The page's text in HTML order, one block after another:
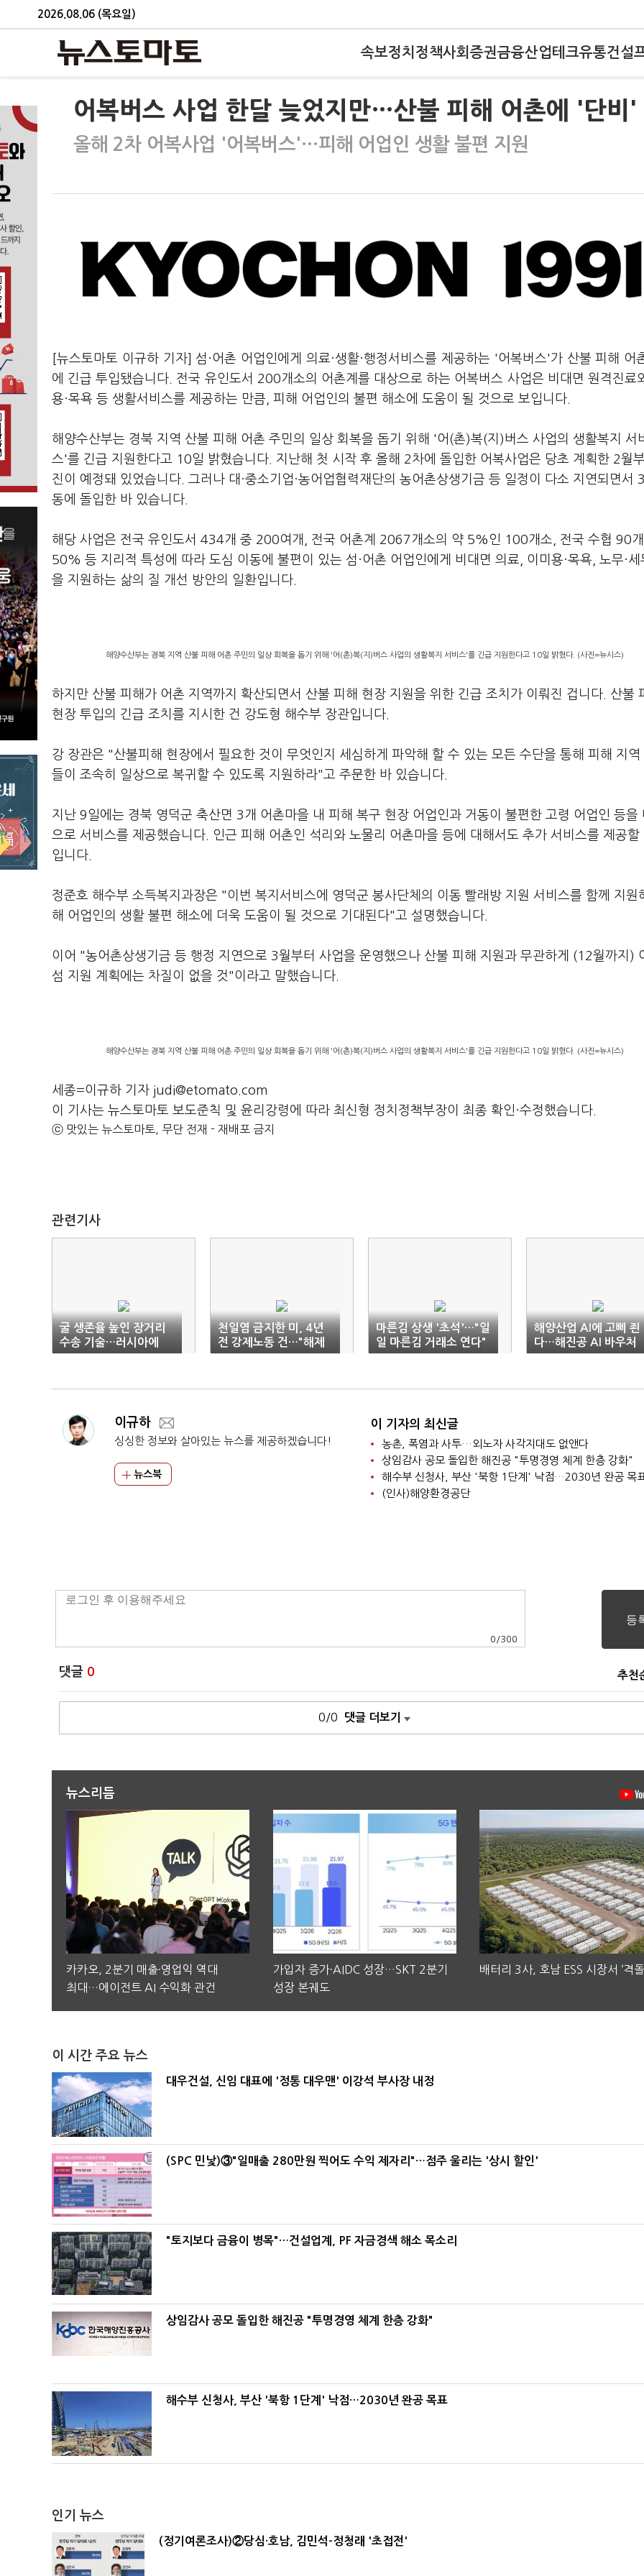
2026.08.06 (목요일)
속보정치 정책사회 증권금융산업테크유통건설
어복버스 사업 한달 늦었지만…산불 피해 어촌에 '단비'
올해 2차 어복사업 '어복버스'…피해 어업인 생활 불편 지원
[뉴스토마토 이규하 기자] 섬·어촌 어업인에게 의료·생활·행정서비스를 제공하는 '어복버스'가 산불 피해 어
에 긴급 투입됐습니다. 전국 유인도서 200개소의 어촌계를 대상으로 하는 어복버스 사업은 비대면 원격진료
용·목욕 등 생활서비스를 제공하는 만큼, 피해 어업인의 불편 해소에 도움이 될 것으로 보입니다.
해양수산부는 경북 지역 산불 피해 어촌 주민의 일상 회복을 돕기 위해 '어(촌)복(지)버스 사업의 생활복지 서
스'를 긴급 지원한다고 10일 밝혔습니다. 지난해 첫 시작 후 올해 2차에 돌입한 어복사업은 당초 계획한 2월
진이 예정돼 있었습니다. 그러나 대·중소기업·농어업협력재단의 농어촌상생기금 등 일정이 다소 지연되면서
동에 돌입한 바 있습니다.
해당 사업은 전국 유인도서 434개 중 200여개, 전국 어촌계 2067개소의 약 5%인 100개소, 전국 수협 90
50% 등 지리적 특성에 따라 도심 이동에 불편이 있는 섬·어촌 어업인에게 비대면 의료, 이미용·목욕, 노무·세
을 지원하는 삶의 질 개선 방안의 일환입니다.
해양수산부는 경북 지역 산불 피해 어촌 주민의 일상 회복을 돕기 위해 '어(촌)복(지)버스 사업의 생활복지 서비스'를 긴급 지원한다고 10일 밝혔다. (사진=뉴시스)
하지만 산불 피해가 어촌 지역까지 확산되면서 산불 피해 현장 지원을 위한 긴급 조치가 이뤄진 겁니다. 산불
현장 투입의 긴급 조치를 지시한 건 강도형 해수부 장관입니다.
강 장관은 "산불피해 현장에서 필요한 것이 무엇인지 세심하게 파악해 할 수 있는 모든 수단을 통해 피해 지역
들이 조속히 일상으로 복귀할 수 있도록 지원하라"고 주문한 바 있습니다.
지난 9일에는 경북 영덕군 축산면 3개 어촌마을 내 피해 복구 현장 어업인과 거동이 불편한 고령 어업인 등을
으로 서비스를 제공했습니다. 인근 피해 어촌인 석리와 노물리 어촌마을 등에 대해서도 추가 서비스를 제공할
입니다.
정준호 해수부 소득복지과장은 "이번 복지서비스에 영덕군 봉사단체의 이동 빨래방 지원 서비스를 함께 지원
해 어업인의 생활 불편 해소에 더욱 도움이 될 것으로 기대된다"고 설명했습니다.
이어 "농어촌상생기금 등 행정 지연으로 3월부터 사업을 운영했으나 산불 피해 지원과 무관하게 (12월까지)
섬 지원 계획에는 차질이 없을 것"이라고 말했습니다.
해양수산부는 경북 지역 산불 피해 어촌 주민의 일상 회복을 돕기 위해 '어(촌)복(지)버스 사업의 생활복지 서비스'를 긴급 지원한다고 10일 밝혔다. (사진=뉴시스)
세종=이규하 기자 judi@etomato.com
이 기사는 뉴스토마토 보도준칙 및 윤리강령에 따라 최신형 정치정책부장이 최종 확인·수정했습니다.
ⓒ 맛있는 뉴스토마토, 무단 전재 - 재배포 금지
관련기사
굴 생존율 높인 장거리
수송 기술…러시아에
'활굴' 첫 수출
천일염 금지한 미, 4년
전 강제노동 건…"해제
신속 지원"
마른김 상생 '초석'…"일
일 마른김 거래소 연다"
해양산업 AI에 고삐 죈
다…해진공 AI 바우처
사업 '관건'
이규하
싱싱한 정보와 살아있는 뉴스를 제공하겠습니다!
뉴스북
이 기자의 최신글
농촌, 폭염과 사투…외노자 사각지대도 없앤다
상임감사 공모 돌입한 해진공 "투명경영 체계 한층 강화"
해수부 신청사, 부산 '북항 1단계' 낙점…2030년 완공 목
(인사)해양환경공단
0 /300
댓글 0 추천
0/0 댓글 더보기
뉴스리듬
카카오, 2분기 매출·영업익 역대
최대…에이전트 AI 수익화 관건
가입자 증가·AIDC 성장…SKT 2분기
성장 본궤도
배터리 3사, 호남 ESS 시장서 ‘격돌
이 시간 주요 뉴스
대우건설, 신임 대표에 '정통 대우맨' 이강석 부사장 내정
(SPC 민낯)③"일매출 280만원 찍어도 수익 제자리"…점주 울리는 '상시 할인'
"토지보다 금융이 병목"…건설업계, PF 자금경색 해소 목소리
상임감사 공모 돌입한 해진공 "투명경영 체계 한층 강화"
해수부 신청사, 부산 '북항 1단계' 낙점…2030년 완공 목표
인기 뉴스
(정기여론조사)②당심·호남, 김민석-정청래 '초접전'